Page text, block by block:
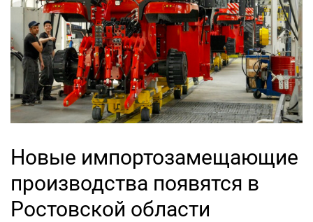
Новые импортозамещающие
производства появятся в
Ростовской области